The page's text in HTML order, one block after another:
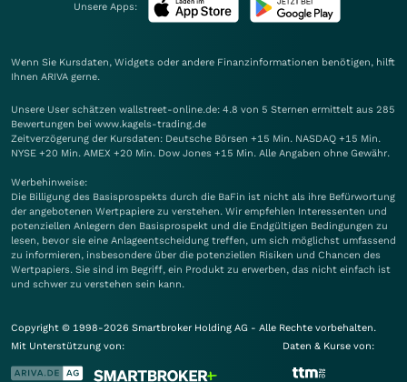
Unsere Apps:
Wenn Sie Kursdaten, Widgets oder andere Finanzinformationen benötigen, hilft
Ihnen ARIVA gerne.
Unsere User schätzen wallstreet-online.de: 4.8 von 5 Sternen ermittelt aus 285
Bewertungen bei www.kagels-trading.de
Zeitverzögerung der Kursdaten: Deutsche Börsen +15 Min. NASDAQ +15 Min.
NYSE +20 Min. AMEX +20 Min. Dow Jones +15 Min. Alle Angaben ohne Gewähr.
Werbehinweise:
Die Billigung des Basisprospekts durch die BaFin ist nicht als ihre Befürwortung
der angebotenen Wertpapiere zu verstehen. Wir empfehlen Interessenten und
potenziellen Anlegern den Basisprospekt und die Endgültigen Bedingungen zu
lesen, bevor sie eine Anlageentscheidung treffen, um sich möglichst umfassend
zu informieren, insbesondere über die potenziellen Risiken und Chancen des
Wertpapiers. Sie sind im Begriff, ein Produkt zu erwerben, das nicht einfach ist
und schwer zu verstehen sein kann.
Copyright © 1998-2026 Smartbroker Holding AG - Alle Rechte vorbehalten.
Mit Unterstützung von:
Daten & Kurse von: